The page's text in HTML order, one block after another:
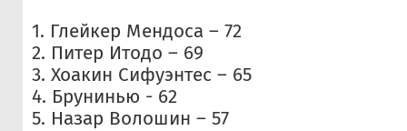
1. Глейкер Мендоса – 72
2. Питер Итодо – 69
3. Хоакин Сифуэнтес – 65
4. Брунинью - 62
5. Назар Волошин – 57